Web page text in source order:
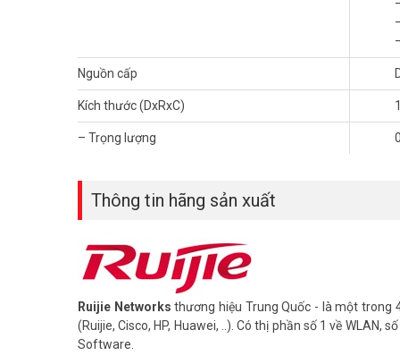
Hỗ trợ kết nối internet cho
Giúp cửa hàng kết nối internet
–Các khu vực chưa hỗ trợ mạng có dây:Mang internet
Nguồn cấp
Kích thước (DxRxC)
– Trọng lượng
Thông tin hãng sản xuất
Ruijie Networks thương hiệu Trung Quốc - là một trong
(Ruijie, Cisco, HP, Huawei, ..). Có thị phần số 1 về WLAN,
Software.